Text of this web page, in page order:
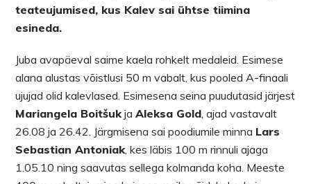
teateujumised, kus Kalev sai ühtse tiimina
esineda.
Juba avapäeval saime kaela rohkelt medaleid. Esimese
alana alustas võistlusi 50 m vabalt, kus pooled A-finaali
ujujad olid kalevlased. Esimesena seina puudutasid järjest
Mariangela BoitšukjaAleksa Gold, ajad vastavalt
26.08 ja 26.42. Järgmisena sai poodiumile minna Lars
Sebastian Antoniak, kes läbis 100 m rinnuli ajaga
1.05.10 ning saavutas sellega kolmanda koha. Meeste